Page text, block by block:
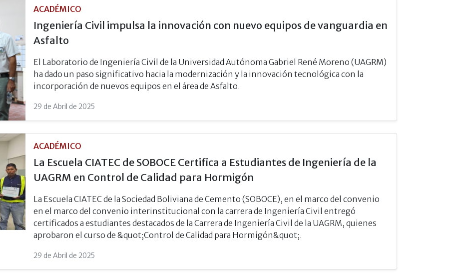
ACADÉMICO
Ingeniería Civil impulsa la innovación con nuevo equipos de vanguardia en
Asfalto
El Laboratorio de Ingeniería Civil de la Universidad Autónoma Gabriel René Moreno (UAGRM)
ha dado un paso significativo hacia la modernización y la innovación tecnológica con la
incorporación de nuevos equipos en el área de Asfalto.
29 de Abril de 2025
ACADÉMICO
La Escuela CIATEC de SOBOCE Certifica a Estudiantes de Ingeniería de la
UAGRM en Control de Calidad para Hormigón
La Escuela CIATEC de la Sociedad Boliviana de Cemento (SOBOCE), en el marco del convenio
en el marco del convenio interinstitucional con la carrera de Ingeniería Civil entregó
certificados a estudiantes destacados de la Carrera de Ingeniería Civil de la UAGRM, quienes
aprobaron el curso de &quot;Control de Calidad para Hormigón&quot;.
29 de Abril de 2025